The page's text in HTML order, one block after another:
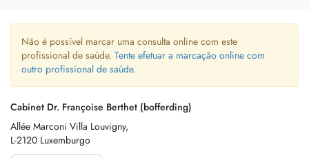
Não é possível marcar uma consulta online com este
profissional de saúde. Tente efetuar a marcação online com
outro profissional de saúde.
Cabinet Dr. Françoise Berthet (bofferding)
Allée Marconi Villa Louvigny,
L-2120 Luxemburgo